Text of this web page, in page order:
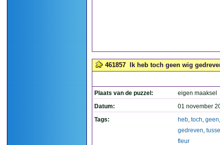
461857 Ik heb toch geen wig
Plaats van de puzzel:
eigen maaksel
Datum:
01 november
Tags:
heb, toch, geen
gedreven,
fleur